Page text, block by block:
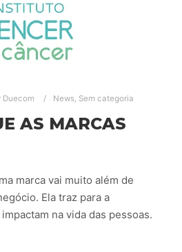
Duecom News, Sem categoria
AS MARCAS
marca vai muito além de
Ela traz para a
na vida das pessoas.